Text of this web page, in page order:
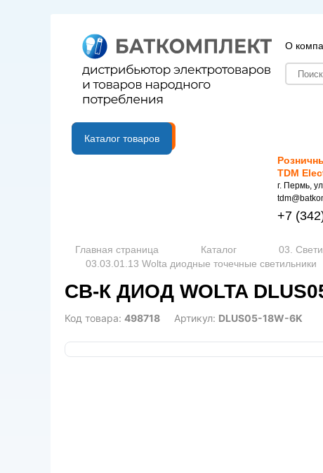
О
B2B портал
Каталог товаров
TDM
г. Пермь,
+7
Главная страница Каталог 03.
03.03.01.13 Wolta диодные точечные светильники
СВ-К ДИОД WOLTA
Код товара: 498718 Артикул: DLUS05-18W-6K